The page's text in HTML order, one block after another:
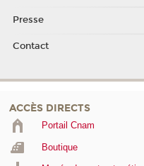
Presse
Contact
ACCÈS DIRECTS
Portail Cnam
Boutique